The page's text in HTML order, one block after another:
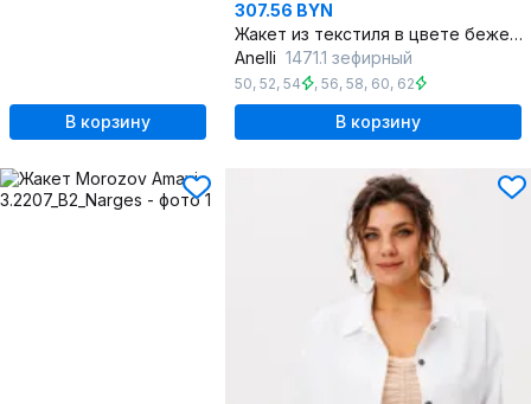
В корзину
307.56 BYN
Жакет из текстиля в цвете бежевый и белый
Anelli 1471.1 зефирный
50, 52, 54 , 56, 58, 60, 62
В корзину